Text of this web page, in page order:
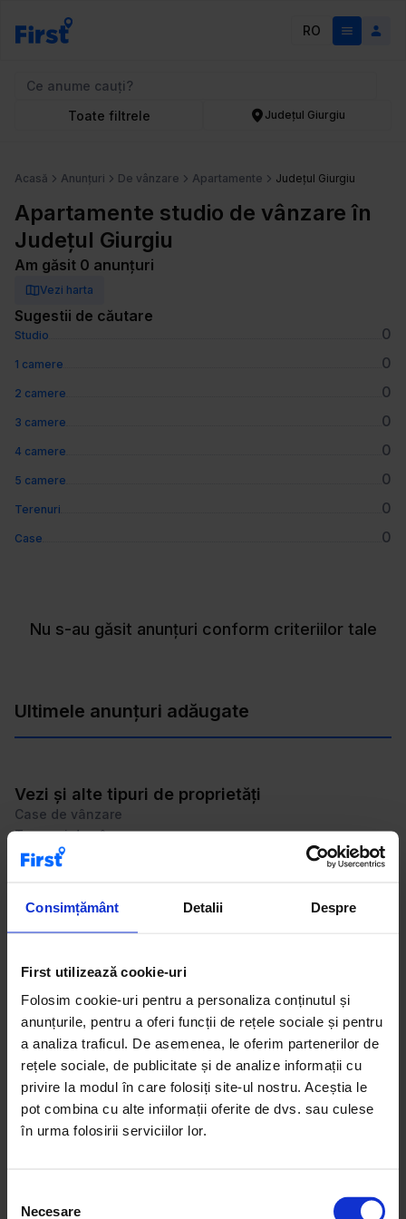
Consimțământ Detalii Despre
First utilizează cookie-uri
Folosim cookie-uri pentru a personaliza conținutul și
anunțurile, pentru a oferi funcții de rețele sociale și pentru
a analiza traficul. De asemenea, le oferim partenerilor de
rețele sociale, de publicitate și de analize informații cu
privire la modul în care folosiți site-ul nostru. Aceștia le
pot combina cu alte informații oferite de dvs. sau culese
în urma folosirii serviciilor lor.
Necesare
RO
Toate filtrele Județul Giurgiu
Acasă Anunțuri De vânzare Apartamente Județul Giurgiu
Apartamente studio de vânzare în
Județul Giurgiu
Am găsit 0 anunțuri
Vezi harta
Sugestii de căutare
Studio 0
1 camere 0
2 camere 0
3 camere 0
4 camere 0
5 camere 0
Terenuri 0
Case 0
Nu s-au găsit anunțuri conform criteriilor tale
Ultimele anunțuri adăugate
Vezi și alte tipuri de proprietăți
Case de vânzare
Terenuri de vânzare
Apartamente de închiriat
vânzare, ideale pentru locuire individuală sau investiții
imobiliare. Această categorie include locuințe compacte,
ușor de întreținut, situate în zone centrale sau bine
conectate la transportul public. Anunțurile sunt actualizate
constant și provin atât de la proprietari, cât și de la agenții
imobiliare. Poți găsi studio-uri în clădiri noi, dar și în
imobile existente, potrivite pentru închiriere sau utilizare
personală. Sfat util: studio-urile sunt printre cele mai